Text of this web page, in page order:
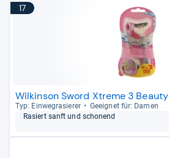
17
Wilkinson Sword Xtreme 3 Beauty
Typ: Ein­weg­ra­sie­rer
Geeig­net für: Damen
Rasiert sanft und scho­nend